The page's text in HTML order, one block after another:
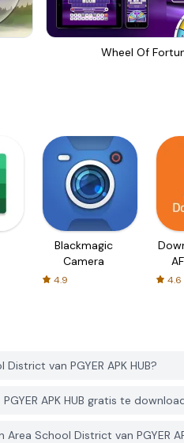
Wheel Of
Blackmagic
Camera
4.9 4.6
van PGYER APK HUB?
APK HUB gratis te
School District van PGYER